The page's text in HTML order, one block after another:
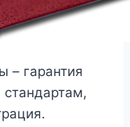
– гарантия
стандартам,